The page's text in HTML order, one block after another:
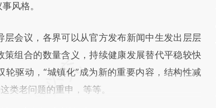
风格。
会议，各界可以从官方发布新闻中生发出层层
组合的数量含义，持续健康发展替代平稳较快
驱动，“城镇化”成为新的重要内容，结构性减
类老问题的重申，等等。